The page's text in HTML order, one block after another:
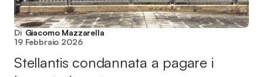
Di Giacomo Mazzarella
19 Febbraio 2026
Stellantis condannata a pagare i